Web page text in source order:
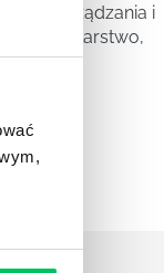
zarządzania i
żeglarstwo,